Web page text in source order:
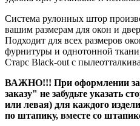
Система рулонных штор
вашим размерам для окон и
Подходит для всех размеров
фурнитуры и однотонной
Старс Black-out с
ВАЖНО!!! При оформлении
заказу" не забудьте указать
или левая) для каждого
по штапику, вместе со